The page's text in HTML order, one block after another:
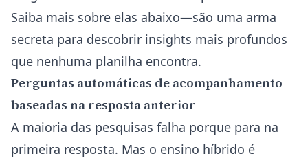
Saiba mais sobre elas abaixo—são uma arma
secreta para descobrir insights mais profundos
que nenhuma planilha encontra.
Perguntas automáticas de acompanhamento
baseadas na resposta anterior
A maioria das pesquisas falha porque para na
primeira resposta. Mas o ensino híbrido é